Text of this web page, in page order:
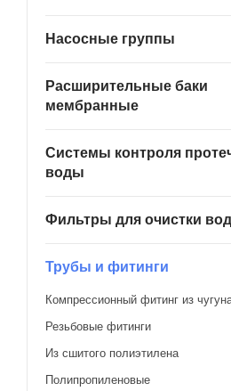
Насосные группы
Расширительные баки
мембранные
Системы контроля
воды
Фильтры для очистки
Трубы и фитинги
Компрессионный фитинг из
Резьбовые фитинги
Из сшитого полиэтилена
Полипропиленовые